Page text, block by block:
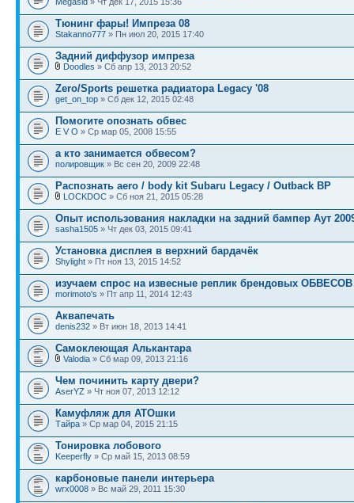
Тюнинг фары! Импреза 08
Stakanno777 » Пн июл 20, 2015 17:40
Задний диффузор импреза
Doodles » Сб апр 13, 2013 20:52
Zero/Sports решетка радиатора Legacy '08
get_on_top » Сб дек 12, 2015 02:48
Помогите опознать обвес
E V O » Ср мар 05, 2008 15:55
а кто занимается обвесом?
полировщик » Вс сен 20, 2009 22:48
Распознать aero / body kit Subaru Legacy / Outback BP
LOCKDOC » Сб ноя 21, 2015 05:28
Опыт использования накладки на задний бампер Аут
sasha1505 » Чт дек 03, 2015 09:41
Установка дисплея в верхний бардачёк
Shylight » Пт ноя 13, 2015 14:52
изучаем спрос на извесные реплик брендовых ОБВЕСОВ
morimoto's » Пт апр 11, 2014 12:43
Аквапечать
denis232 » Вт июн 18, 2013 14:41
Самоклеющая Алькантара
Valodia » Сб мар 09, 2013 21:16
Чем починить карту двери?
AserYZ » Чт ноя 07, 2013 12:12
Камуфляж для АТОшки
Тайра » Ср мар 04, 2015 21:15
Тонировка лобового
Keeperfly » Ср май 15, 2013 08:59
карбоновые панели интерьера
wrx0008 » Вс май 29, 2011 15:30